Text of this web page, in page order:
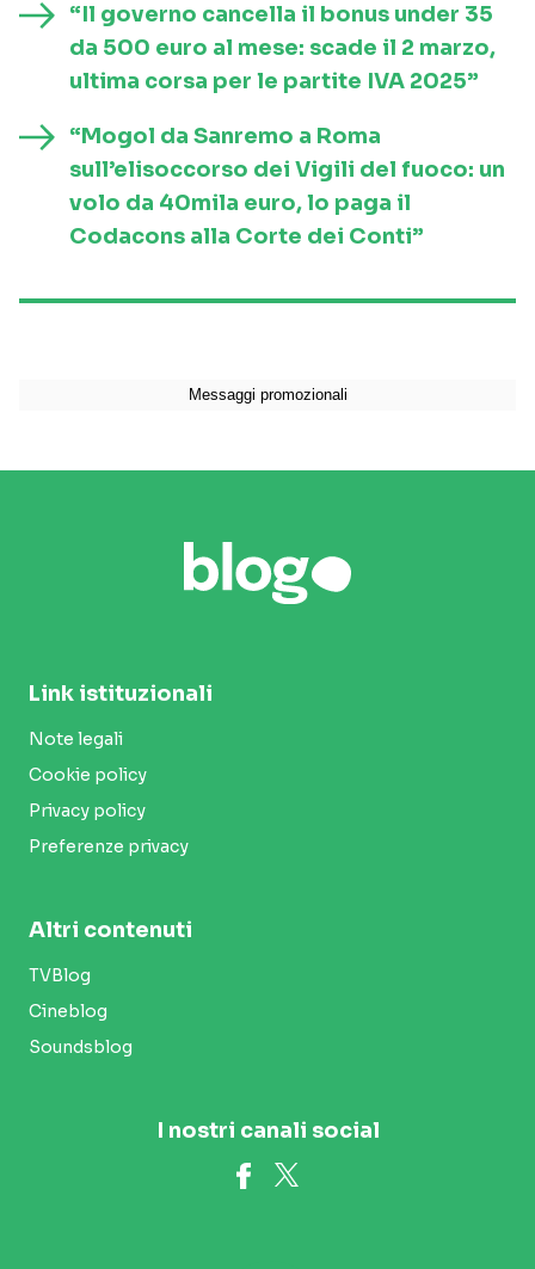
“Il governo cancella il bonus under 35
da 500 euro al mese: scade il 2 marzo,
ultima corsa per le partite IVA 2025”
“Mogol da Sanremo a Roma
sull’elisoccorso dei Vigili del fuoco: un
volo da 40mila euro, lo paga il
Codacons alla Corte dei Conti”
Link istituzionali
Note legali
Cookie policy
Privacy policy
Preferenze privacy
Altri contenuti
TVBlog
Cineblog
Soundsblog
I nostri canali social